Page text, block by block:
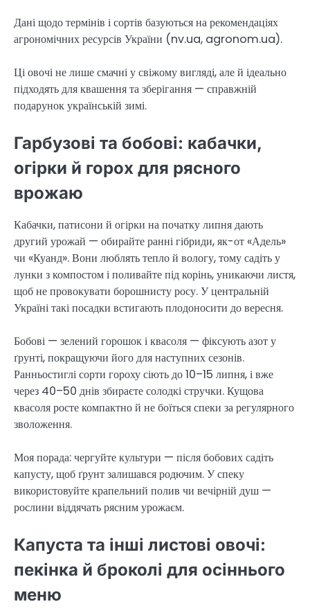
Дані щодо термінів і сортів базуються на рекомендаціях
агрономічних ресурсів України (nv.ua, agronom.ua).
Ці овочі не лише смачні у свіжому вигляді, але й ідеально
підходять для квашення та зберігання — справжній
подарунок українській зимі.
Гарбузові та бобові: кабачки,
огірки й горох для рясного
врожаю
Кабачки, патисони й огірки на початку липня дають
другий урожай — обирайте ранні гібриди, як-от «Адель»
чи «Куанд». Вони люблять тепло й вологу, тому садіть у
лунки з компостом і поливайте під корінь, уникаючи листя,
щоб не провокувати борошнисту росу. У центральній
Україні такі посадки встигають плодоносити до вересня.
Бобові — зелений горошок і квасоля — фіксують азот у
ґрунті, покращуючи його для наступних сезонів.
Ранньостиглі сорти гороху сіють до 10–15 липня, і вже
через 40–50 днів збираєте солодкі стручки. Кущова
квасоля росте компактно й не боїться спеки за регулярного
зволоження.
Моя порада: чергуйте культури — після бобових садіть
капусту, щоб ґрунт залишався родючим. У спеку
використовуйте крапельний полив чи вечірній душ —
рослини віддячать рясним урожаєм.
Капуста та інші листові овочі:
пекінка й броколі для осіннього
меню